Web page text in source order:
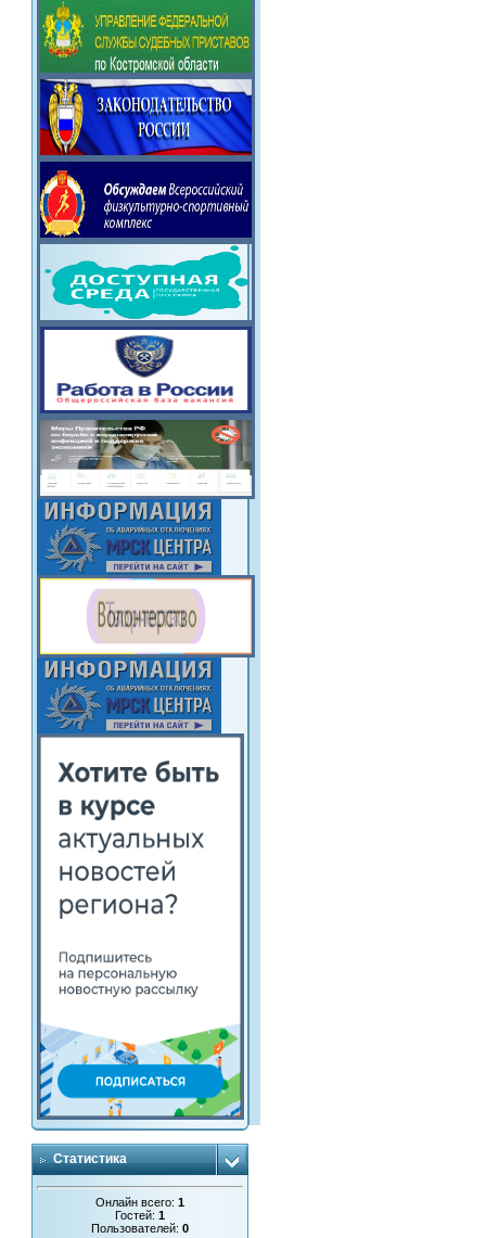
Статистика
Онлайн всего:1
Гостей:1
Пользователей:0